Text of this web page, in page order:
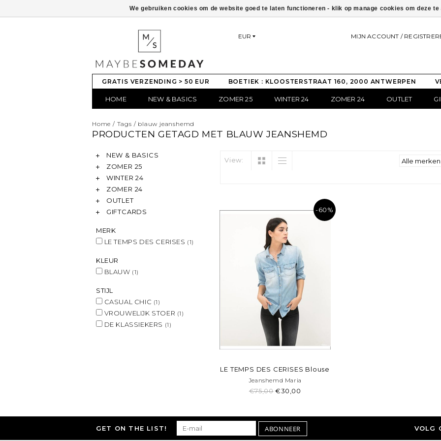
EUR MIJN ACCOUNT /
GRATIS VERZENDING > 50 EUR BOETIEK : KLOOSTERSTRAAT 160, 2000 ANTWERPEN
HOME NEW & BASICS ZOMER 25 WINTER 24 ZOMER 24 OUTLET
Home / Tags / blauw jeanshemd
PRODUCTEN GETAGD MET BLAUW JEANSHEMD
NEW & BASICS
ZOMER 25
WINTER 24
ZOMER 24
OUTLET
GIFTCARDS
MERK
LE TEMPS DES CERISES (1)
KLEUR
BLAUW (1)
STIJL
CASUAL CHIC (1)
VROUWELIJK STOER (1)
DE KLASSIEKERS (1)
View:
-60%
LE TEMPS DES CERISES Blouse
Jeanshemd Maria
€75,00€30,00
We gebruiken cookies om de website goed te laten functioneren - klik op manage cookies om deze
GET ON THE LIST! ABONNEER VOLG